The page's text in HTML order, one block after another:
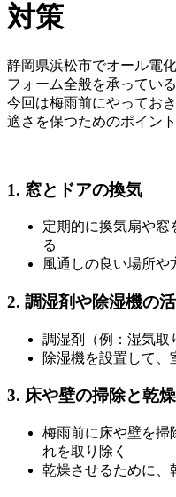
対策
静岡県浜松市でオール電
フォーム全般を承ってい
今回は梅雨前にやってお
適さを保つためのポイン
1. 窓とドアの換気
定期的に換気扇や窓
る
風通しの良い場所や
2. 調湿剤や除湿機の
調湿剤（例：湿気取
除湿機を設置して、
3. 床や壁の掃除と乾燥
梅雨前に床や壁を掃
れを取り除く
乾燥させるために、